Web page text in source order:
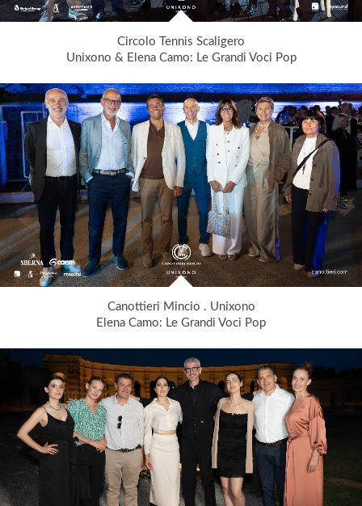
Circolo Tennis Scaligero
Unixono & Elena Camo: Le Grandi Voci Pop
Canottieri Mincio . Unixono
Elena Camo: Le Grandi Voci Pop